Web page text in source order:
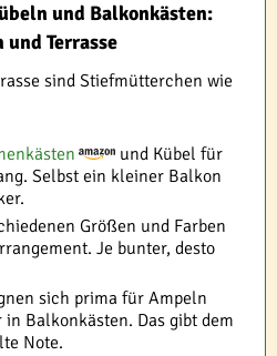
und Balkonkästen:
Terrasse
sind Stiefmütterchen wie
und Kübel für
Selbst ein kleiner Balkon
Größen und Farben
Je bunter, desto
sich prima für Ampeln
Balkonkästen. Das gibt dem
Note.